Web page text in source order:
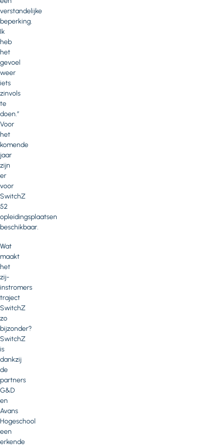
verstandelijke
beperking.
Ik
heb
het
gevoel
weer
iets
zinvols
te
doen.”
Voor
het
komende
jaar
zijn
er
voor
SwitchZ
52
opleidingsplaatsen
beschikbaar.
Wat
maakt
het
zij-
instromers
traject
SwitchZ
zo
bijzonder?
SwitchZ
is
dankzij
de
partners
G&D
en
Avans
Hogeschool
een
erkende